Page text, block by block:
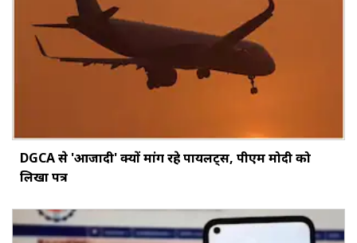
DGCA से 'आजादी' क्यों मांग रहे पायलट्स, पीएम मोदी को
लिखा पत्र